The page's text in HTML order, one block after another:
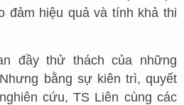
đảm hiệu quả và tính khả thi
đầy thử thách của những
bằng sự kiên trì, quyết
cứu, TS Liên cùng các